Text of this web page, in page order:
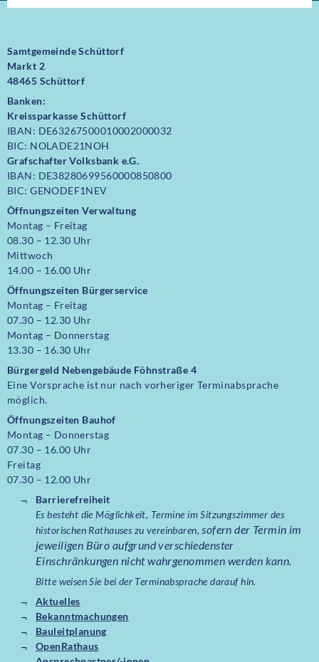
Samtgemeinde Schüttorf
Markt 2
48465 Schüttorf
Banken:
Kreissparkasse Schüttorf
IBAN: DE63267500010002000032
BIC: NOLADE21NOH
Grafschafter Volksbank e.G.
IBAN: DE38280699560000850800
BIC: GENODEF1NEV
Öffnungszeiten Verwaltung
Montag – Freitag
08.30 – 12.30 Uhr
Mittwoch
14.00 – 16.00 Uhr
Öffnungszeiten Bürgerservice
Montag – Freitag
07.30 – 12.30 Uhr
Montag – Donnerstag
13.30 – 16.30 Uhr
Bürgergeld Nebengebäude Föhnstraße 4
Eine Vorsprache ist nur nach vorheriger Terminabsprache
möglich.
Öffnungszeiten Bauhof
Montag – Donnerstag
07.30 – 16.00 Uhr
Freitag
07.30 – 12.00 Uhr
Barrierefreiheit
Es besteht die Möglichkeit, Termine im Sitzungszimmer des
historischen Rathauses zu vereinbaren,sofern der Termin im
jeweiligen Büro aufgrund verschiedenster
Einschränkungen nicht wahrgenommen werden kann.
Bitte weisen Sie bei der Terminabsprache darauf hin.
Aktuelles
Bekanntmachungen
Bauleitplanung
OpenRathaus